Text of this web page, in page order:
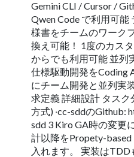
Gemini CLI / Cursor /
Qwen Code で利⽤可能
様書をチームのワーク
換え可能！ 1度のカス
からでも利⽤可能 並列
仕様駆動開発をCoding
にチーム開発と並列実
求定義 詳細設計 タスク
⽅式) ‧cc-sddのGithub:
sdd 3 Kiro GA時の変更
計以降をPropety-
⼊れます。 実装は